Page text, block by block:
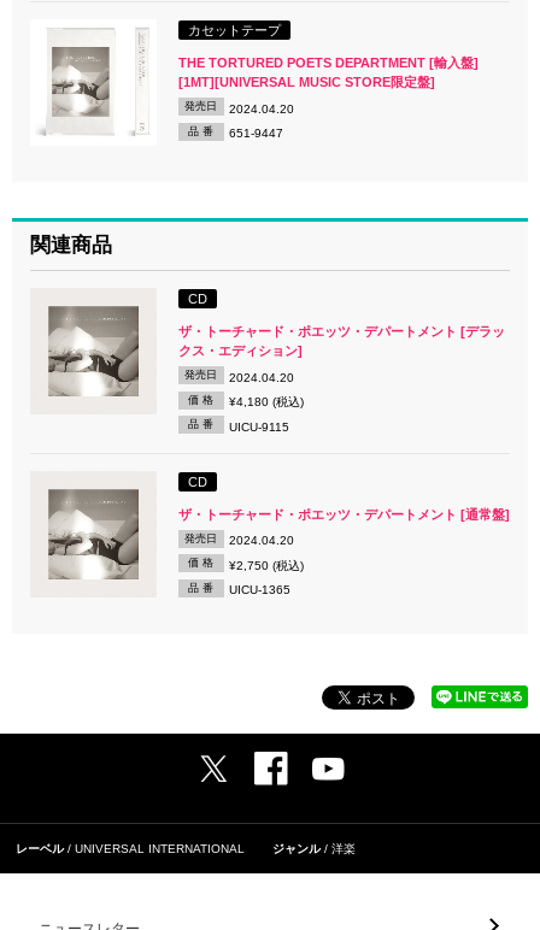
カセットテープ
THE TORTURED POETS DEPARTMENT [輸入盤]
[1MT][UNIVERSAL MUSIC STORE限定盤]
発売日 2024.04.20
品 番 651-9447
関連商品
CD
ザ・トーチャード・ポエッツ・デパートメント [デラッ
クス・エディション]
発売日 2024.04.20
価 格 ¥4,180 (税込)
品 番 UICU-9115
CD
ザ・トーチャード・ポエッツ・デパートメント [通常盤]
発売日 2024.04.20
価 格 ¥2,750 (税込)
品 番 UICU-1365
レーベル UNIVERSAL INTERNATIONAL ジャンル 洋楽